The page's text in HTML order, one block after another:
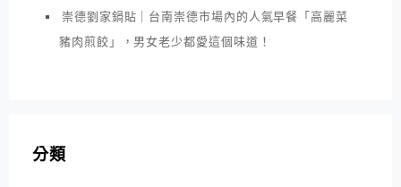
崇德劉家鍋貼｜台南崇德市場內的人氣早餐「高麗菜
豬肉煎餃」，男女老少都愛這個味道！
分類